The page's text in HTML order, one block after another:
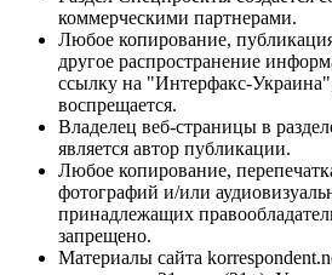
коммерческими партнерами.
Любое копирование,
другое распространение
ссылку на "Интерфакс-
воспрещается.
Владелец веб-страницы в
является автор публикации.
Любое копирование,
фотографий и/или
принадлежащих
запрещено.
Материалы сайта